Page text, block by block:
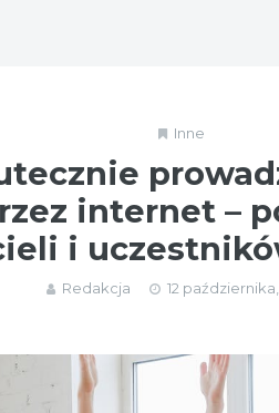
Inne
internet –
i
Redakcja 12